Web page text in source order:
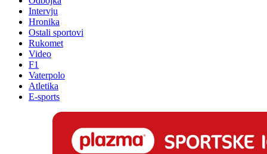
Intervju
Hronika
Ostali sportovi
Rukomet
Video
F1
Vaterpolo
Atletika
E-sports